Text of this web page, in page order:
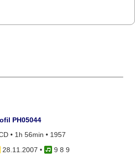
PH05044
• 1h 56min • 1957
28.11.2007 •
9 8 9